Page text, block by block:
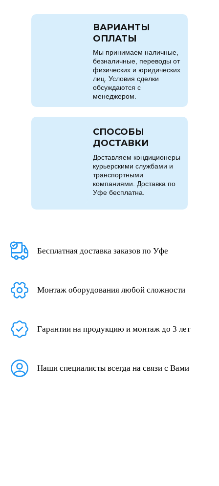
Мы принимаем наличные,
безналичные, переводы от
физических и юридических
лиц. Условия сделки
обсуждаются с
менеджером.
ВАРИАНТЫ
ОПЛАТЫ
Доставляем кондиционеры
курьерскими службами и
транспортными
компаниями. Доставка по
Уфе бесплатна.
СПОСОБЫ
ДОСТАВКИ
Бесплатная доставка заказов по Уфе
Монтаж оборудования любой сложности
Гарантии на продукцию и монтаж до 3 лет
Наши специалисты всегда на связи с Вами